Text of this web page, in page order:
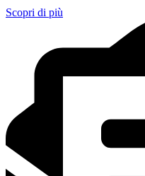
Scopri di più